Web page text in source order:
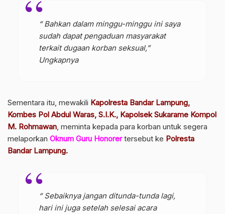
“ Bahkan dalam minggu-minggu ini saya
sudah dapat pengaduan masyarakat
terkait dugaan korban seksual,”
Ungkapnya
Sementara itu, mewakili Kapolresta Bandar Lampung,
Kombes Pol Abdul Waras, S.I.K., Kapolsek Sukarame Kompol
M. Rohmawan, meminta kepada para korban untuk segera
melaporkan Oknum Guru Honorertersebut ke Polresta
Bandar Lampung.
“ Sebaiknya jangan ditunda-tunda lagi,
hari ini juga setelah selesai acara